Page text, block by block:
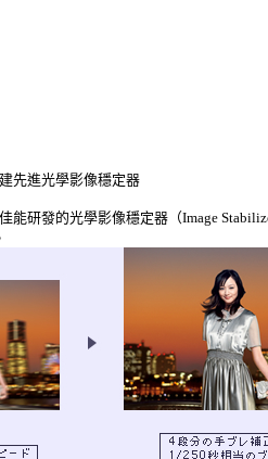
先進光學影像穩定器
能研發的光學影像穩定器（Image